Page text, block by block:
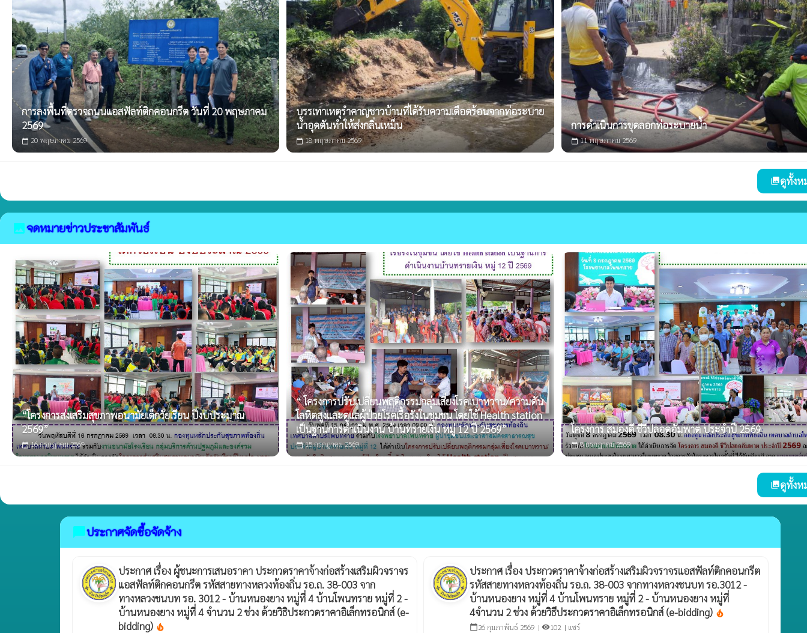
การลงพื้นที่ตรวจถนนแอสฟัลท์ติกคอนกรีต วันที่ 20 พฤษภาคม
2569
calendar_today 20 พฤษภาคม 2569
บรรเทาเหตุรำคาญชาวบ้านที่ได้รับความเดือดร้อนจากท่อระบาย
น้ำอุดตันทำให้ส่งกลิ่นเหม็น
calendar_today 18 พฤษภาคม 2569
การดำเนินการขุดลอกท่อระบายน้ำ
calendar_today11 พฤษภาคม 2569
photo_libraryดูทั้งห
imageจดหมายข่าวประชาสัมพันธ์
“โครงการส่งเสริมสุขภาพอนามัยเด็กวัยเรียน ปีงบประมาณ
2569”
calendar_today16 กรกฎาคม 2569
“ โครงการปรับเปลี่ยนพฤติกรรมกลุ่มเสี่ยงโรคเบาหวาน/ความดัน
โลหิตสูงและดูแลผู้ป่วยโรคเรื้อรังในชุมชน โดยใช้ Health station
เป็นฐานการดำเนินงาน บ้านทรายเงิน หมู่ 12 ปี 2569”
calendar_today15 กรกฎาคม 2569
โครงการ สมองดี ชีวีปลอดอัมพาต ประจำปี 2569
calendar_today8 กรกฎาคม 2569
photo_libraryดูทั้งห
chat_bubbleประกาศจัดซื้อจัดจ้าง
ประกาศ เรื่อง ผู้ชนะการเสนอราคา ประกวดราคาจ้างก่อสร้างเสริมผิวจราจร
แอสฟัลท์ติกคอนกรีต รหัสสายทางหลวงท้องถิ่น รอ.ถ. 38-003 จาก
ทางหลวงชนบท รอ. 3012 - บ้านหนองยาง หมู่ที่ 4 บ้านโพนทราย หมู่ที่ 2 -
บ้านหนองยาง หมู่ที่ 4 จำนวน 2 ช่วง ด้วยวิธิประกวดราคาอิเล็กทรอนิกส์ (e-
bidding) local_fire_department
ประกาศ เรื่อง ประกวดราคาจ้างก่อสร้างเสริมผิวจราจรแอสฟัลท์ติกคอนกรีต
รหัสสายทางหลวงท้องถิ่น รอ.ถ. 38-003 จากทางหลวงชนบท รอ.3012 -
บ้านหนองยาง หมู่ที่ 4 บ้านโพนทราย หมู่ที่ 2 - บ้านหนองยาง หมู่ที่
4จำนวน 2 ช่วง ด้วยวิธีประกวดราคาอิเล็กทรอนิกส์ (e-bidding) local_fire_department
calendar_today26 กุมภาพันธ์ 2569 | visibility102 | แชร์